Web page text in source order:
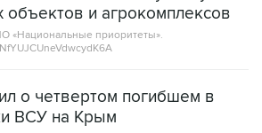
объектов и агрокомплексов
«Национальные приоритеты».
о четвертом погибшем в
ВСУ на Крым